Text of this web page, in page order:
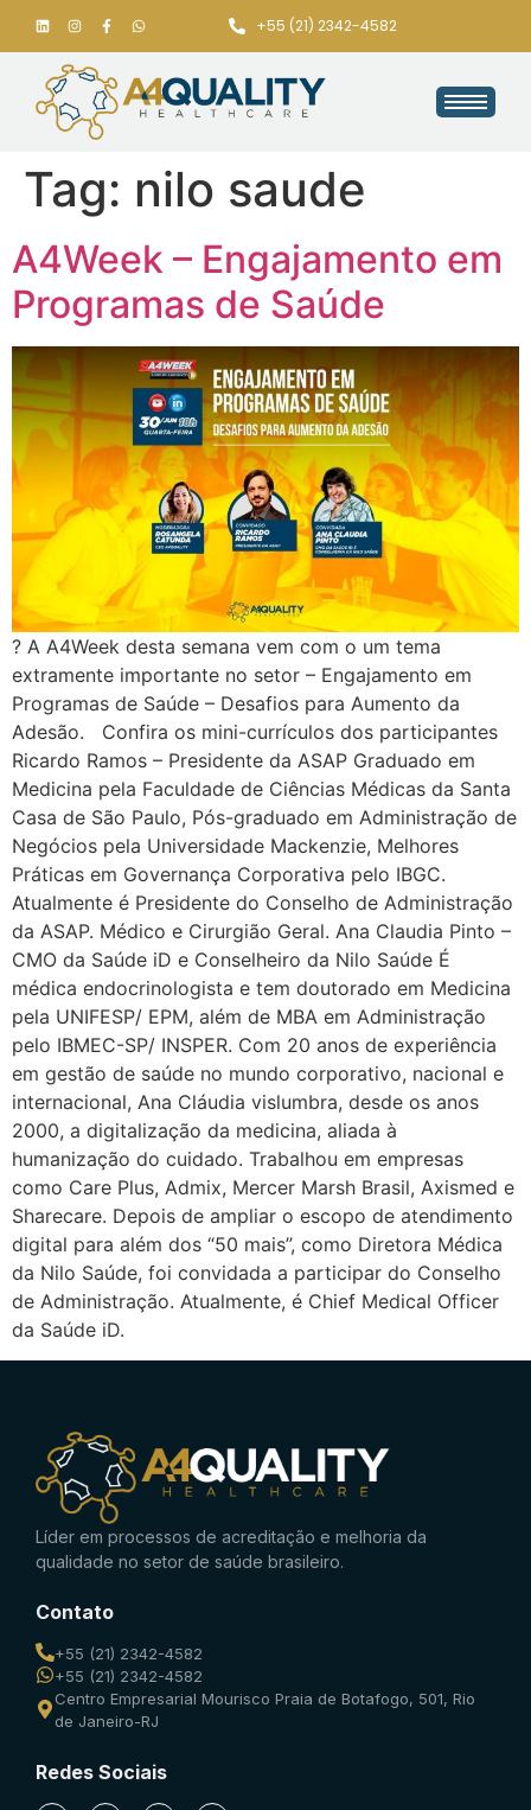
+55 (21) 2342-4582
Tag: nilo saude
A4Week – Engajamento em
Programas de Saúde
? A A4Week desta semana vem com o um tema
extramente importante no setor – Engajamento em
Programas de Saúde – Desafios para Aumento da
Adesão. Confira os mini-currículos dos participantes
Ricardo Ramos – Presidente da ASAP Graduado em
Medicina pela Faculdade de Ciências Médicas da Santa
Casa de São Paulo, Pós-graduado em Administração de
Negócios pela Universidade Mackenzie, Melhores
Práticas em Governança Corporativa pelo IBGC.
Atualmente é Presidente do Conselho de Administração
da ASAP. Médico e Cirurgião Geral. Ana Claudia Pinto –
CMO da Saúde iD e Conselheiro da Nilo Saúde É
médica endocrinologista e tem doutorado em Medicina
pela UNIFESP/ EPM, além de MBA em Administração
pelo IBMEC-SP/ INSPER. Com 20 anos de experiência
em gestão de saúde no mundo corporativo, nacional e
internacional, Ana Cláudia vislumbra, desde os anos
2000, a digitalização da medicina, aliada à
humanização do cuidado. Trabalhou em empresas
como Care Plus, Admix, Mercer Marsh Brasil, Axismed e
Sharecare. Depois de ampliar o escopo de atendimento
digital para além dos “50 mais”, como Diretora Médica
da Nilo Saúde, foi convidada a participar do Conselho
de Administração. Atualmente, é Chief Medical Officer
da Saúde iD.
Líder em processos de acreditação e melhoria da
qualidade no setor de saúde brasileiro.
Contato
+55 (21) 2342-4582
+55 (21) 2342-4582
Centro Empresarial Mourisco Praia de Botafogo, 501, Rio
de Janeiro-RJ
Redes Sociais